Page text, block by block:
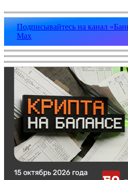
Подписывайтесь на канал
Max